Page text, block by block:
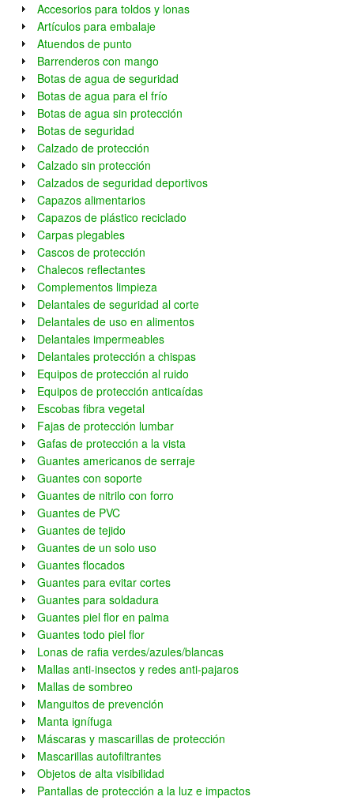
Accesorios para toldos y lonas
Artículos para embalaje
Atuendos de punto
Barrenderos con mango
Botas de agua de seguridad
Botas de agua para el frío
Botas de agua sin protección
Botas de seguridad
Calzado de protección
Calzado sin protección
Calzados de seguridad deportivos
Capazos alimentarios
Capazos de plástico reciclado
Carpas plegables
Cascos de protección
Chalecos reflectantes
Complementos limpieza
Delantales de seguridad al corte
Delantales de uso en alimentos
Delantales impermeables
Delantales protección a chispas
Equipos de protección al ruido
Equipos de protección anticaídas
Escobas fibra vegetal
Fajas de protección lumbar
Gafas de protección a la vista
Guantes americanos de serraje
Guantes con soporte
Guantes de nitrilo con forro
Guantes de PVC
Guantes de tejido
Guantes de un solo uso
Guantes flocados
Guantes para evitar cortes
Guantes para soldadura
Guantes piel flor en palma
Guantes todo piel flor
Lonas de rafia verdes/azules/blancas
Mallas anti-insectos y redes anti-pajaros
Mallas de sombreo
Manguitos de prevención
Manta ignífuga
Máscaras y mascarillas de protección
Mascarillas autofiltrantes
Objetos de alta visibilidad
Pantallas de protección a la luz e impactos